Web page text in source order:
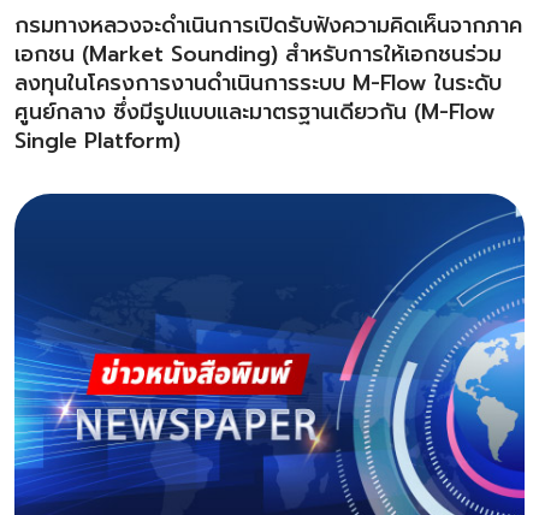
กรมทางหลวงจะดำเนินการเปิดรับฟังความคิดเห็นจากภาค
เอกชน (Market Sounding) สำหรับการให้เอกชนร่วม
ลงทุนในโครงการงานดำเนินการระบบ M-Flow ในระดับ
ศูนย์กลาง ซึ่งมีรูปแบบและมาตรฐานเดียวกัน (M-Flow
Single Platform)